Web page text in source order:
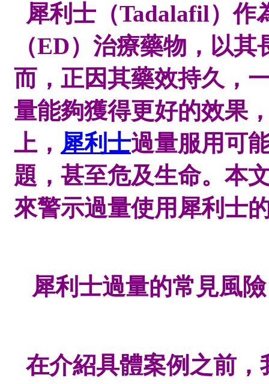
犀利士（Tadalafil）作
（ED）治療藥物，以
而，正因其藥效持久，
量能夠獲得更好的效果
上， 犀利士過量服用可
題，甚至危及生命。本
來警示過量使用犀利士
犀利士過量的常見風險
在介紹具體案例之前